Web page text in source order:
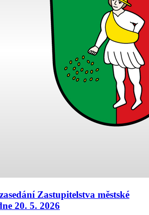
Zastupitelstva městské
20. 5. 2026